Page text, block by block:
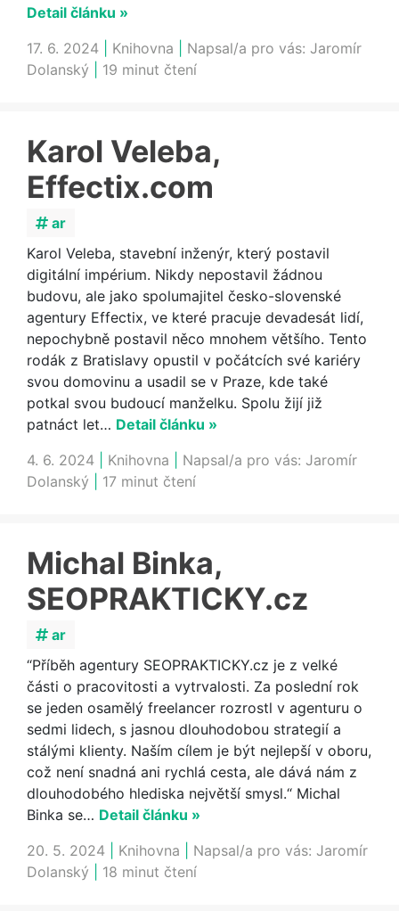
Detail článku »
17. 6. 2024
Knihovna Napsal/a pro vás: Jaromír
Dolanský
19 minut čtení
Karol Veleba,
Effectix.com
ar
Karol Veleba, stavební inženýr, který postavil
digitální impérium. Nikdy nepostavil žádnou
budovu, ale jako spolumajitel česko-slovenské
agentury Effectix, ve které pracuje devadesát lidí,
nepochybně postavil něco mnohem většího. Tento
rodák z Bratislavy opustil v počátcích své kariéry
svou domovinu a usadil se v Praze, kde také
potkal svou budoucí manželku. Spolu žijí již
patnáct let… Detail článku »
4. 6. 2024
Knihovna Napsal/a pro vás: Jaromír
Dolanský
17 minut čtení
Michal Binka,
SEOPRAKTICKY.cz
ar
“Příběh agentury SEOPRAKTICKY.cz je z velké
části o pracovitosti a vytrvalosti. Za poslední rok
se jeden osamělý freelancer rozrostl v agenturu o
sedmi lidech, s jasnou dlouhodobou strategií a
stálými klienty. Naším cílem je být nejlepší v oboru,
což není snadná ani rychlá cesta, ale dává nám z
dlouhodobého hlediska největší smysl.“ Michal
Binka se… Detail článku »
20. 5. 2024
Knihovna Napsal/a pro vás: Jaromír
Dolanský
18 minut čtení